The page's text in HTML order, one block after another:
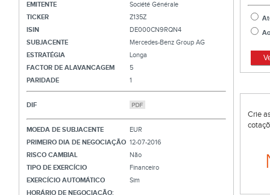
EMITENTE
Société Générale
TICKER
Z135Z
ISIN
DE000CN9RQN4
SUBJACENTE
Mercedes-Benz Group AG
ESTRATÉGIA
Longa
FACTOR DE ALAVANCAGEM
5
PARIDADE
1
DIF
MOEDA DE SUBJACENTE
EUR
PRIMEIRO DIA DE NEGOCIAÇÃO 12-07-2016
RISCO CAMBIAL
Não
TIPO DE EXERCÍCIO
Financeiro
EXERCÍCIO AUTOMÁTICO
Sim
HORÁRIO DE NEGOCIAÇÃO:
Crie